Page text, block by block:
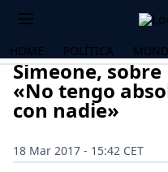
HOME POLÍTICA
Simeone,
«No tengo
con nadie»
18 Mar 2017 - 15:42 CET